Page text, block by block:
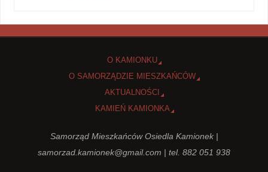
O KAMIONKU
O SAMORZĄDZIE MIESZKAŃCÓW
AKTUALNOŚCI
KAMIEŃ KAMIONKA
Samorząd Mieszkańców Osiedla Kamionek |
samorzad.kamionek@gmail.com | tel. 882 051 938